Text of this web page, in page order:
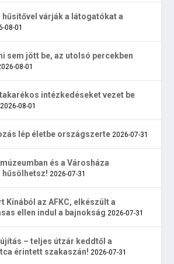
hűsítővel várják a látogatókat a
08-01
sem jött be, az utolsó percekben
08-01
intézkedéseket vezet be
2026-08-01
lép életbe országszerte 2026-07-31
és a Városháza
hűsölhetsz! 2026-07-31
Kínából az AFKC, elkészült a
ellen indul a bajnokság 2026-07-31
– teljes útzár keddtől a
érintett szakaszán! 2026-07-31